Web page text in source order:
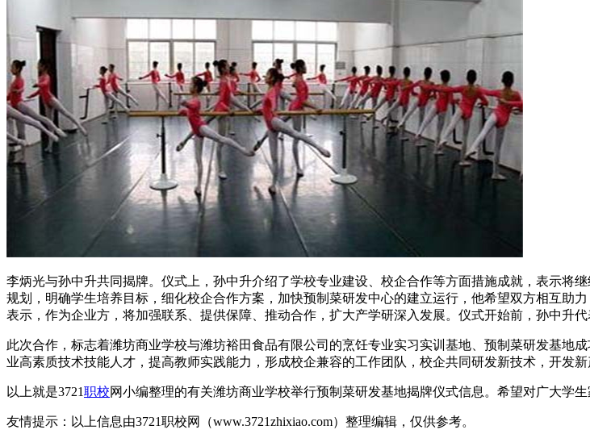
李炳光与孙中升共同揭牌。仪式上，孙中升介绍了学校专业建设、校企合作等方面措施成就，表示将
规划，明确学生培养目标，细化校企合作方案，加快预制菜研发中心的建立运行，他希望双方相互助
表示，作为企业方，将加强联系、提供保障、推动合作，扩大产学研深入发展。仪式开始前，孙中升
此次合作，标志着潍坊商业学校与潍坊裕田食品有限公司的烹饪专业实习实训基地、预制菜研发基地
业高素质技术技能人才，提高教师实践能力，形成校企兼容的工作团队，校企共同研发新技术，开发
以上就是3721职校网小编整理的有关潍坊商业学校举行预制菜研发基地揭牌仪式信息。希望对广大学
友情提示：以上信息由3721职校网（www.3721zhixiao.com）整理编辑，仅供参考。